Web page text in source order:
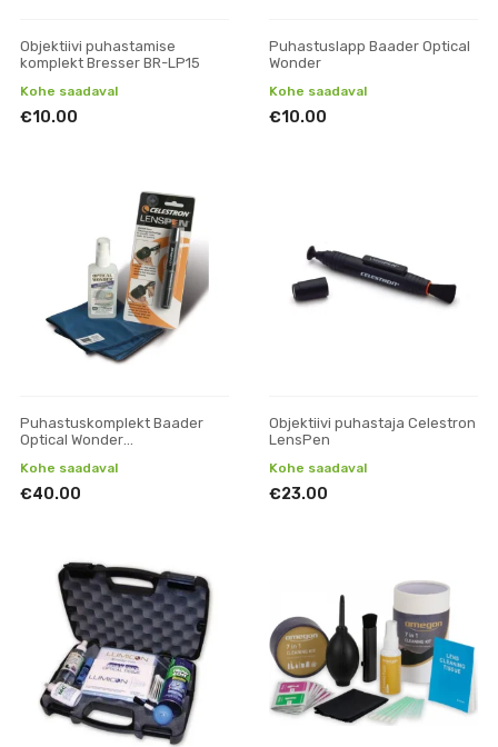
Objektiivi puhastamise
komplekt Bresser BR-LP15
Kohe saadaval
€10.00
Puhastuslapp Baader Optical
Wonder
Kohe saadaval
€10.00
Puhastuskomplekt Baader
Optical Wonder
LensPen
Kohe saadaval
€40.00
Objektiivi puhastaja Celestron
LensPen
Kohe saadaval
€23.00